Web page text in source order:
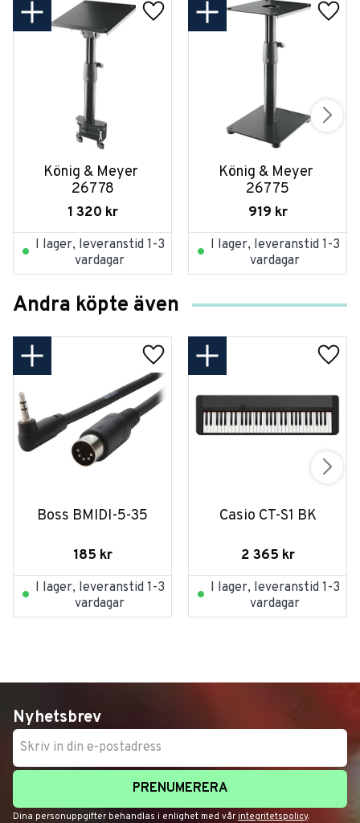
König & Meyer
26778
1 320 kr
I lager, leveranstid 1-3
vardagar
König & Meyer
26775
919 kr
I lager, leveranstid 1-3
vardagar
Andra köpte även
Boss BMIDI-5-35
185 kr
I lager, leveranstid 1-3
vardagar
Casio CT-S1 BK
2 365 kr
I lager, leveranstid 1-3
vardagar
Nyhetsbrev
PRENUMERERA
Dina personuppgifter behandlas i enlighet med vår integritetspolicy.